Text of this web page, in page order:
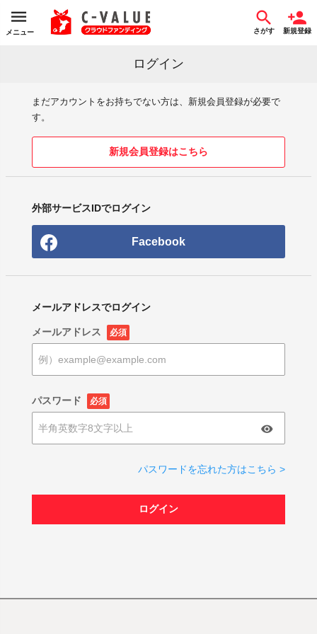
メニュー さがす 新規登録
ログイン
まだアカウントをお持ちでない方は、新規会員登録が必要で
す。
新規会員登録はこちら
外部サービスIDでログイン
Facebook
メールアドレスでログイン
メールアドレス 必須
パスワード 必須
パスワードを忘れた方はこちら >
ログイン